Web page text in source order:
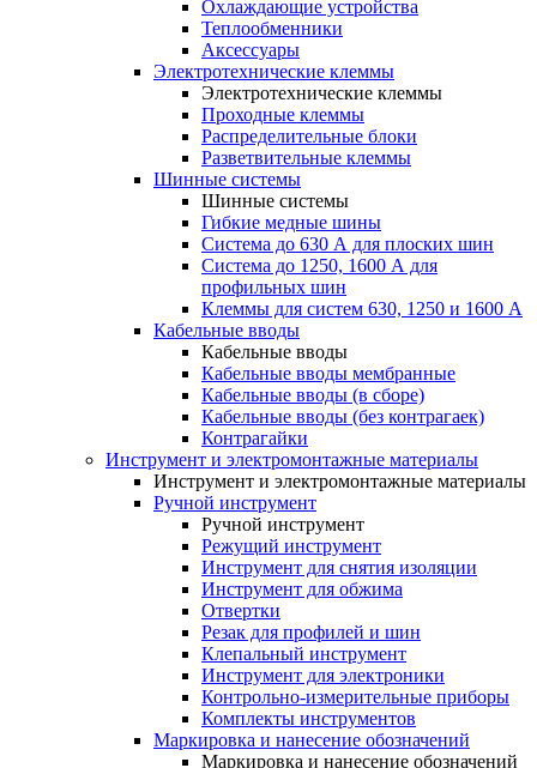
Охлаждающие устройства
Теплообменники
Аксессуары
Электротехнические клеммы
Электротехнические клеммы
Проходные клеммы
Распределительные блоки
Разветвительные клеммы
Шинные системы
Шинные системы
Гибкие медные шины
Система до 630 А для плоских шин
Система до 1250, 1600 А для
профильных шин
Клеммы для систем 630, 1250 и 1600 А
Кабельные вводы
Кабельные вводы
Кабельные вводы мембранные
Кабельные вводы (в сборе)
Кабельные вводы (без контрагаек)
Контрагайки
Инструмент и электромонтажные материалы
Инструмент и электромонтажные материалы
Ручной инструмент
Ручной инструмент
Режущий инструмент
Инструмент для снятия изоляции
Инструмент для обжима
Отвертки
Резак для профилей и шин
Клепальный инструмент
Инструмент для электроники
Контрольно-измерительные приборы
Комплекты инструментов
Маркировка и нанесение обозначений
Маркировка и нанесение обозначений